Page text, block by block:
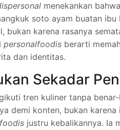
menekankan
soto ayam buatan ibu
karena rasanya
personalfoodis berarti
dan identitas.
Sekadar
tren kuliner tanpa
demi konten, bukan
justru kebalikannya. Ia